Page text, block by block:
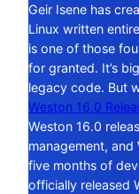
Geir Isene has
Linux written
is one of those
for granted. It’s
legacy code. But
Weston 16.0
Weston 16.0
management,
five months of
officially released